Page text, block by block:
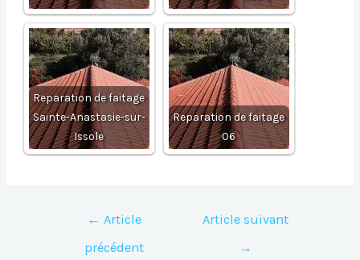
Reparation de faitage
Sainte-Anastasie-sur-
Issole
Reparation de faitage
06
Navigation
l’article
← Article
précédent
Article suivant
→